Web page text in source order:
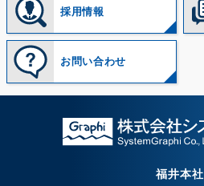
採用情報
お問い合わせ
福井本社